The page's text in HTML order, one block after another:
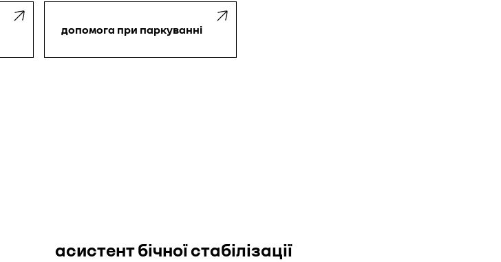
допомога при паркуванні
асистент бічної стабілізації